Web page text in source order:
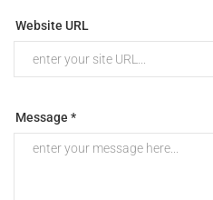
Website URL
Message *